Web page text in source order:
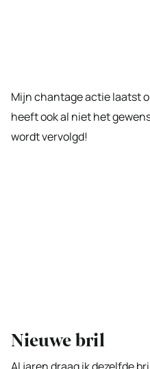
Mijn chantage actie laatst
heeft ook al niet het
wordt vervolgd!
Nieuwe bril